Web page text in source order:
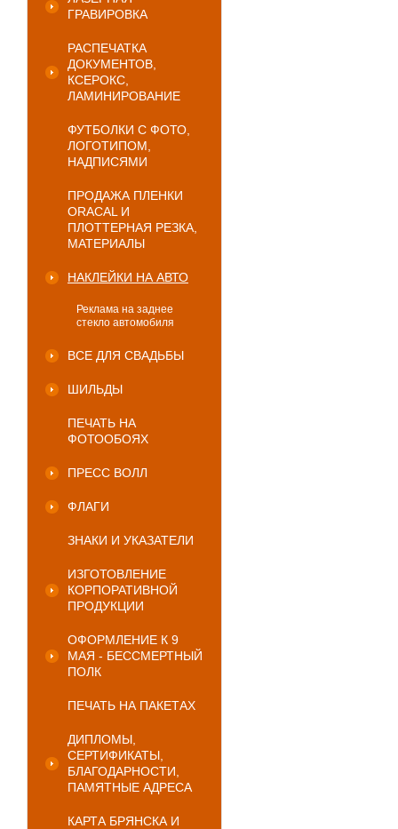
ГРАВИРОВКА
РАСПЕЧАТКА
ДОКУМЕНТОВ,
КСЕРОКС,
ЛАМИНИРОВАНИЕ
ФУТБОЛКИ С ФОТО,
ЛОГОТИПОМ,
НАДПИСЯМИ
ПРОДАЖА ПЛЕНКИ
ORACAL И
ПЛОТТЕРНАЯ РЕЗКА,
МАТЕРИАЛЫ
НАКЛЕЙКИ НА АВТО
Реклама на заднее
стекло автомобиля
ВСЕ ДЛЯ СВАДЬБЫ
ШИЛЬДЫ
ПЕЧАТЬ НА
ФОТООБОЯХ
ПРЕСС ВОЛЛ
ФЛАГИ
ЗНАКИ И УКАЗАТЕЛИ
ИЗГОТОВЛЕНИЕ
КОРПОРАТИВНОЙ
ПРОДУКЦИИ
ОФОРМЛЕНИЕ К 9
МАЯ - БЕССМЕРТНЫЙ
ПОЛК
ПЕЧАТЬ НА ПАКЕТАХ
ДИПЛОМЫ,
СЕРТИФИКАТЫ,
БЛАГОДАРНОСТИ,
ПАМЯТНЫЕ АДРЕСА
КАРТА БРЯНСКА И